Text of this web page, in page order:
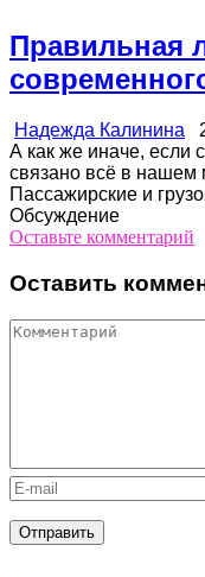
Правильная
Надежда Калинина
А как же иначе, если
связано всё в нашем
Пассажирские и
Обсуждение
Оставьте комментарий
Оставить